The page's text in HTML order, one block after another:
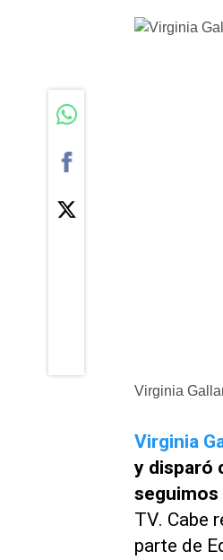
Virginia
Virginia
y disparó
seguimos
TV. Cabe
parte de